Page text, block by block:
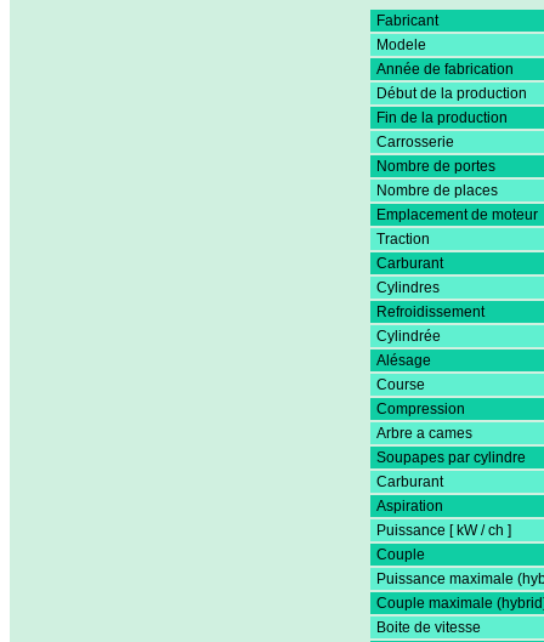
Fabricant
Modele
Année de fabrication
Début de la production
Fin de la production
Carrosserie
Nombre de portes
Nombre de places
Emplacement de moteur
Traction
Carburant
Cylindres
Refroidissement
Cylindrée
Alésage
Course
Compression
Arbre a cames
Soupapes par cylindre
Carburant
Aspiration
Puissance [ kW / ch ]
Couple
Puissance maximale
Couple maximale
Boite de vitesse